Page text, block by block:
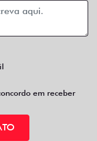
em receber